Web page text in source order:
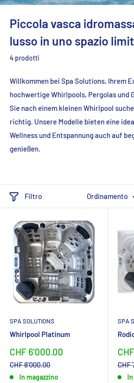
Piccola vasca
lusso in uno spazio
4 prodotti
Willkommen bei Spa Solutions, Ihrem
hochwertige Whirlpools, Pergolas und
Sie nach einem kleinen Whirlpool
richtig. Unsere Modelle bieten eine
Wellness und Entspannung auch auf
genießen.
Filtro Ordinamento
SPA SOLUTIONS
Whirlpool Platinum
Sonderpreis
CHF 6'000.00
Normalpreis
CHF 8'000.00
In magazzino
SPA
CHF